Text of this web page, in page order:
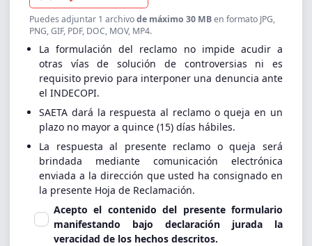
Puedes adjuntar 1 archivode máximo 30 MBen formato JPG,
PNG, GIF, PDF, DOC, MOV, MP4.
La formulación del reclamo no impide acudir a
otras vías de solución de controversias ni es
requisito previo para interponer una denuncia ante
el INDECOPI.
SAETA dará la respuesta al reclamo o queja en un
plazo no mayor a quince (15) días hábiles.
La respuesta al presente reclamo o queja será
brindada mediante comunicación electrónica
enviada a la dirección que usted ha consignado en
la presente Hoja de Reclamación.
Acepto el contenido del presente formulario
manifestando bajo declaración jurada la
veracidad de los hechos descritos.